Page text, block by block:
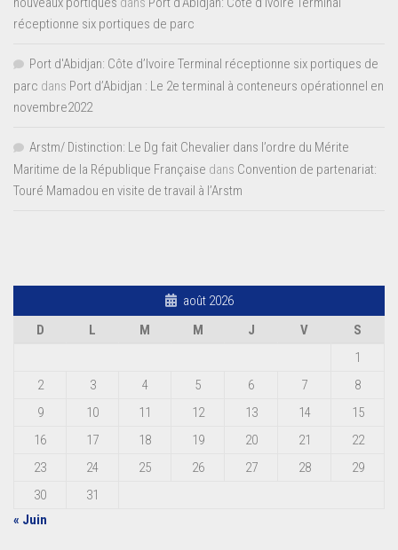
réceptionne six portiques de parc
Port d'Abidjan: Côte d’Ivoire Terminal réceptionne six portiques de
parc dans Port d’Abidjan : Le 2e terminal à conteneurs opérationnel en
novembre2022
Arstm/ Distinction: Le Dg fait Chevalier dans l’ordre du Mérite
Maritime de la République Française dans Convention de partenariat:
Touré Mamadou en visite de travail à l’Arstm
août 2026
D
L M M J V
S
1
2
3 4 5 6 7
8
9
10 11 12 13 14
15
16
17 18 19 20 21
22
23
24 25 26 27 28
29
30
31
« Juin